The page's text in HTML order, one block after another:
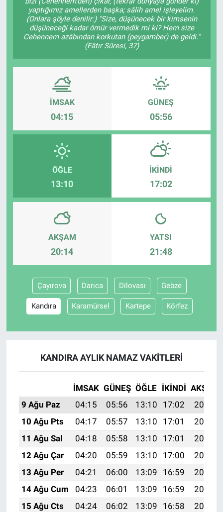
yaptığımız amellerden başka; sâlih amel işleyelim.
(Onlara şöyle denilir:) "Size, düşünecek bir kimsenin
düşüneceği kadar ömür vermedik mi ki? Hem size
Cehennem azâbından korkutan (peygamber) de geldi."
(Fâtır Sûresi, 37)
İMSAK
04:15
GÜNEŞ
05:56
ÖĞLE
13:10
İKINDI
17:02
AKŞAM
20:14
YATSI
21:48
Çayırova Darıca Dilovası Gebze
Kandıra Karamürsel Kartepe Körfez
KANDIRA AYLIK NAMAZ VAKITLERI
İMSAK GÜNEŞ ÖĞLE İKINDI AKŞAM
9 Ağu Paz
04:15 05:56 13:10 17:02
20:14
10 Ağu Pts
04:17 05:57 13:10 17:01
20:13
11 Ağu Sal
04:18 05:58 13:10 17:01
20:12
12 Ağu Çar
04:20 05:59 13:10 17:00
20:10
13 Ağu Per
04:21 06:00 13:09 16:59
20:09
14 Ağu Cum
04:23 06:01 13:09 16:59
20:08
15 Ağu Cts
04:24 06:02 13:09 16:58
20:06